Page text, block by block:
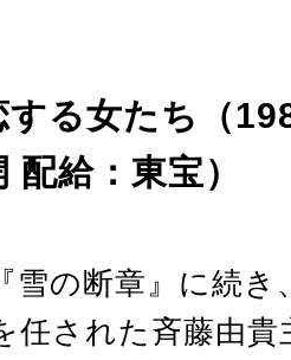
する女たち（
配給：東宝）
雪の断章』に続き
任された斉藤由貴